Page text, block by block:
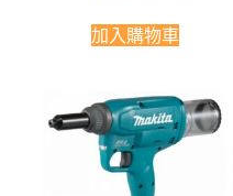
加入購物車